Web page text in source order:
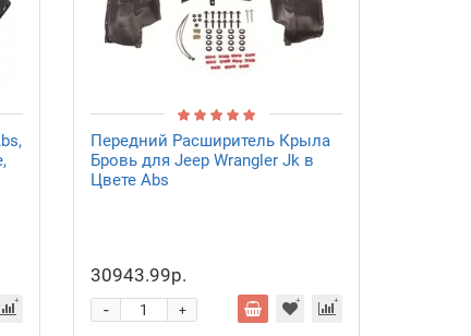
Передний Расширитель Крыла
Бровь для Jeep Wrangler Jk в
Цвете Abs
30943.99р.
+
-